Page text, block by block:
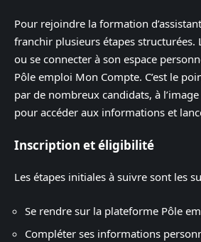
Pour rejoindre la formation
franchir plusieurs étapes structurées.
ou se connecter à son espace
Pôle emploi Mon Compte. C’est le
par de nombreux candidats, à
pour accéder aux informations et
Inscription et éligibilité
Les étapes initiales à suivre sont les
Se rendre sur la plateforme Pôle
Compléter ses informations